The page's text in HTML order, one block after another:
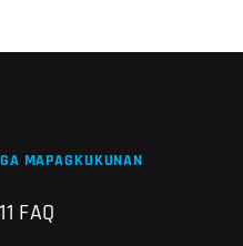
MAPAGKUKUNAN
FAQ